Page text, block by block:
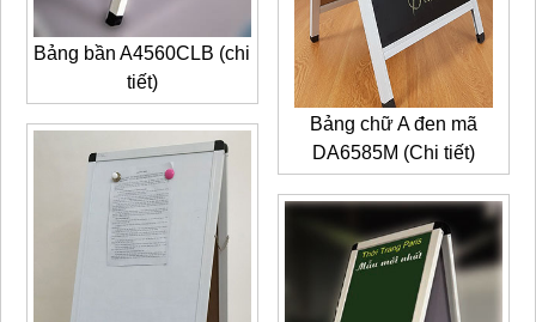
Bảng bần A4560CLB (chi
tiết)
Bảng chữ A đen mã
DA6585M (Chi tiết)